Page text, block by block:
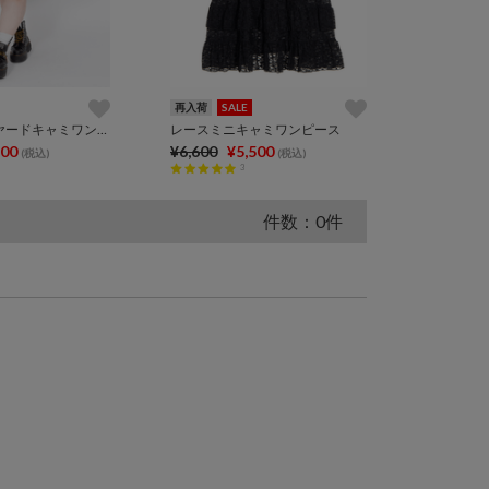
チュールレイヤードキャミワンピース
(税込)
再入荷 SALE
レースミニキャミワンピース
¥6,600 ¥5,500 (税込)
3
件数：0件